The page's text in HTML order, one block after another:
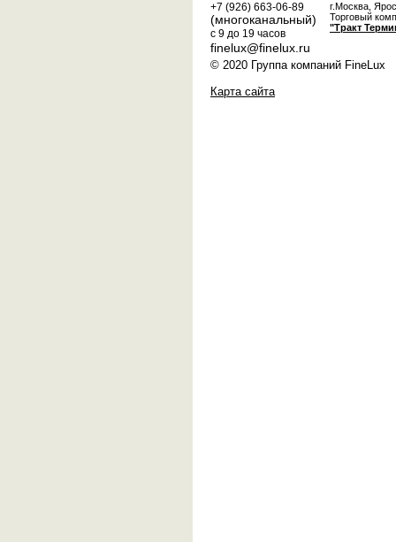
+7 (926) 663-06-89
(многоканальный)
с 9 до 19 часов
finelux@finelux.ru
г.Москва,
Торговый
"Тракт
© 2020 Группа компаний FineLux
Карта сайта